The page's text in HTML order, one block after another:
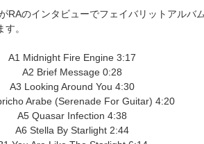
のインタビューでフェイバリットアルバ
。
A1 Midnight Fire Engine 3:17
A2 Brief Message 0:28
A3 Looking Around You 4:30
Arabe (Serenade For Guitar) 4:20
A5 Quasar Infection 4:38
A6 Stella By Starlight 2:44